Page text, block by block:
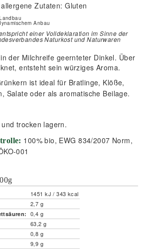
Zutaten: Gluten
Anbau
einer Volldeklaration im Sinne der
Naturkost und Naturwaren
der Milchreife geernteter Dinkel. Über
entsteht sein würziges Aroma.
ist ideal für Bratlinge, Klöße,
Salate oder als aromatische Beilage.
und trocken lagern.
100% bio, EWG 834/2007 Norm,
001
1451 kJ / 343 kcal
2,7 g
0,4 g
63,2 g
0,8 g
9,9 g